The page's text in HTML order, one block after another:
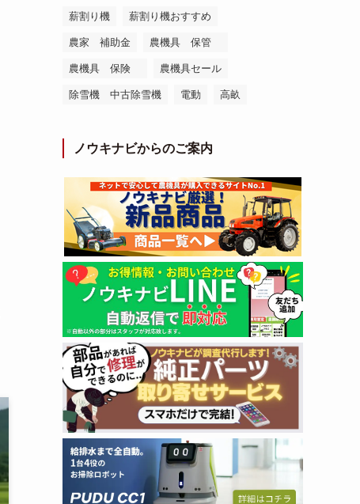
薪割り機 薪割り機おすすめ
農家 補助金 農機具 保管
農機具 保険 農機具セール
除雪機 中古除雪機 電動 高畝
ノウキナビからのご案内